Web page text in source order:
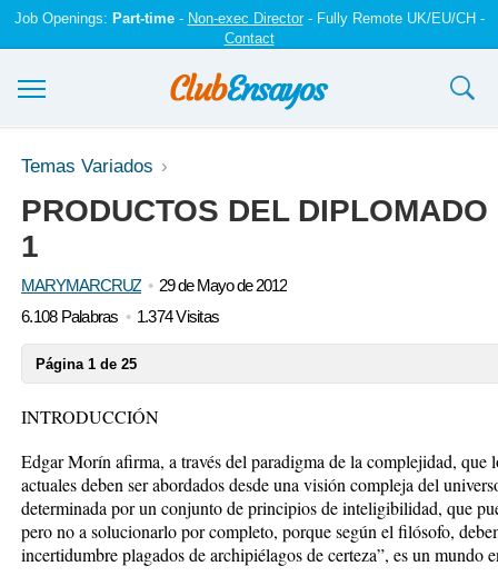
Job Openings: Part-time- Non-exec Director- Fully Remote UK/EU/CH -
Contact
Ensayos y trabajos
Registrarse
Iniciar sesión
Temas Variados
PRODUCTOS DEL DIPLOMADO
1
MARYMARCRUZ
29 de Mayo de 2012
6.108 Palabras
1.374 Visitas
Página 1 de 25
INTRODUCCIÓN
Edgar Morín afirma, a través del paradigma de la complejidad, que
actuales deben ser abordados desde una visión compleja del
determinada por un conjunto de principios de inteligibilidad, que
pero no a solucionarlo por completo, porque según el filósofo,
incertidumbre plagados de archipiélagos de certeza”, es un mundo